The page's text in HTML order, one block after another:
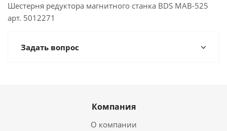
Шестерня редуктора магнитного станка BDS MAB-525
арт. 5012271
Задать вопрос
Компания
О компании